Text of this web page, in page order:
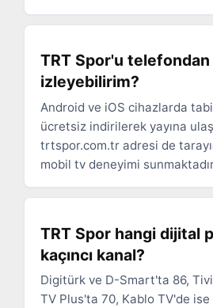
TRT Spor'u telefondan
izleyebilirim?
Android ve iOS cihazlarda
ücretsiz indirilerek yayına
trtspor.com.tr adresi de
mobil tv deneyimi
TRT Spor hangi dijital
kaçıncı kanal?
Digitürk ve D-Smart'ta 86,
TV Plus'ta 70, Kablo TV'de ise